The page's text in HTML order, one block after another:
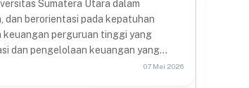
Sumatera Utara dalam
berorientasi pada kepatuhan
perguruan tinggi yang
dan pengelolaan keuangan yang
governance.
07 Mei 2026